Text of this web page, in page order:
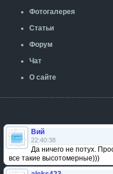
Фотогалерея
Статьи
Форум
Чат
О сайте
Вий
22:40:38
Да ничего не потух.
все такие высотомерные)))